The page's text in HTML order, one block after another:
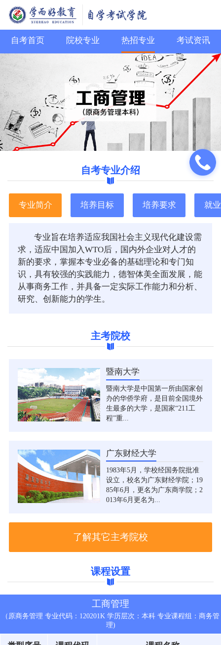
自考首页 院校专业 热招专业 考试资讯
自考专业介绍
专业简介 培养目标 培养要求 就
专业旨在培养适应我国社会主义现代化建设需
求，适应中国加入WTO后，国内外企业对人才的
新的要求，掌握本专业必备的基础理论和专门知
识，具有较强的实践能力，德智体美全面发展，能
从事商务工作，并具备一定实际工作能力和分析、
研究、创新能力的学生。
主考院校
暨南大学
暨南大学是中国第一所由国家创
办的华侨学府，是目前全国境外
生最多的大学，是国家“211工
程”重...
广东财经大学
1983年5月，学校经国务院批准
设立，校名为广东财经学院；19
85年6月，更名为广东商学院；2
013年6月更名为...
了解其它主考院校
课程设置
工商管理
（原商务管理 专业代码：120201K 学历层次：本科 专业课程组：商务管
理)